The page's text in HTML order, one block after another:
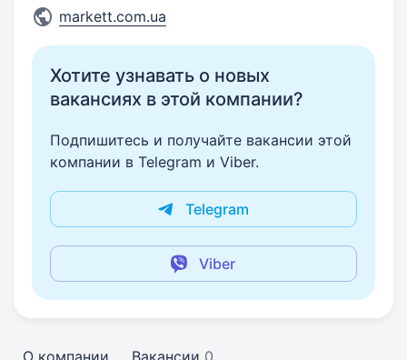
markett.com.ua
Хотите узнавать о новых
вакансиях в этой компании?
Подпишитесь и получайте вакансии этой
компании в Telegram и Viber.
Telegram
Viber
О компании Вакансии 0